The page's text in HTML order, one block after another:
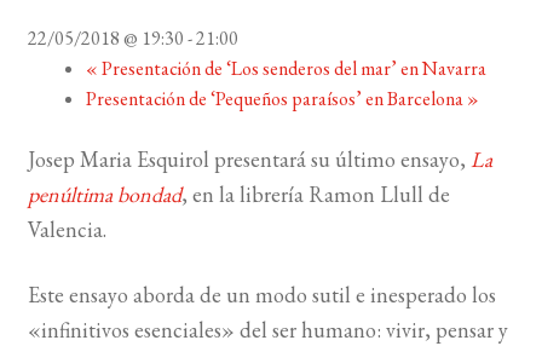
CONTACTO
MI CUENTA
BUSCAR
22/05/2018 @ 19:30-21:00
«Presentación de ‘Los senderos del mar’ en Navarra
Presentación de ‘Pequeños paraísos’ en Barcelona»
Josep Maria Esquirol presentará su último ensayo, La
penúltima bondad, en la librería Ramon Llull de
Valencia.
Este ensayo aborda de un modo sutil e inesperado los
«infinitivos esenciales» del ser humano: vivir, pensar y